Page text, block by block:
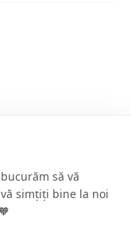
să vă
simțiți bine la noi